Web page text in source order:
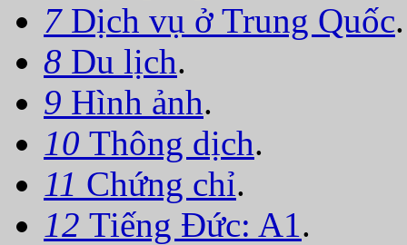
7 Dịch vụ ở Trung Quốc.
8 Du lịch.
9 Hình ảnh.
10 Thông dịch.
11 Chứng chỉ.
12 Tiếng Đức: A1.